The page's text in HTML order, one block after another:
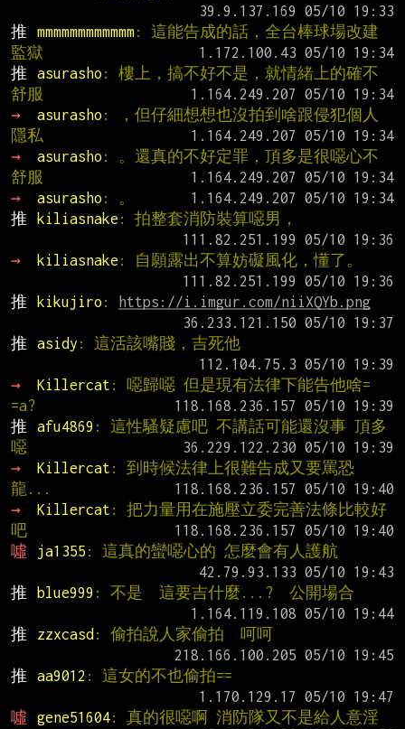
推
mmmmmmmmmmmm: 這能告成的話，全台棒球場改建
監獄
推
asurasho : 樓上，搞不好不是，就情緒上的確不
舒服
→
asurasho : ，但仔細想想也沒拍到啥跟侵犯個人
隱私
→
asurasho : 。還真的不好定罪，頂多是很噁心不
舒服
→
asurasho : 。
推
kiliasnake : 拍整套消防裝算噁男，
→
kiliasnake : 自願露出不算妨礙風化，懂了。
推
kikujiro :
https://i.imgur.com/niiXQYb.png
推
asidy : 這活該嘴賤，吉死他
→
Killercat : 噁歸噁 但是現有法律下能告他啥=
=a?
推
afu4869 : 這性騷疑慮吧 不講話可能還沒事 頂多
噁
→
Killercat : 到時候法律上很難告成又要罵恐
龍...
→
Killercat : 把力量用在施壓立委完善法條比較好
吧
噓
ja1355 : 這真的蠻噁心的 怎麼會有人護航
推
blue999 : 不是  這要吉什麼...?  公開場合
推
zzxcasd : 偷拍說人家偷拍  呵呵
推
aa9012 : 這女的不也偷拍==
噓
gene51604: 真的很噁啊 消防隊又不是給人意淫